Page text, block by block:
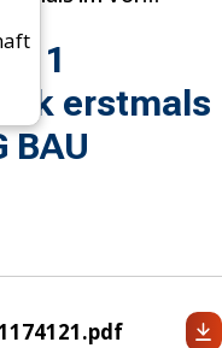
erstmals
BAU